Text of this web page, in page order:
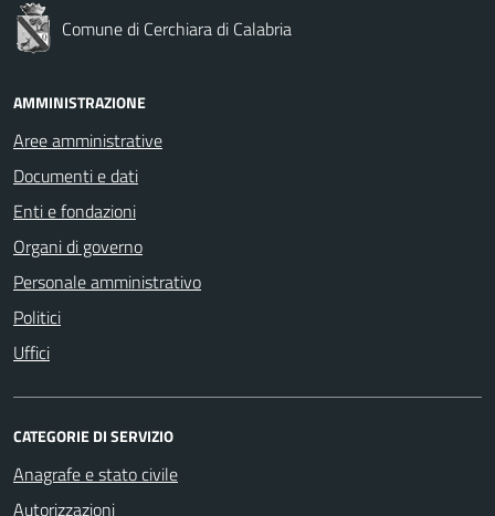
Comune di Cerchiara di Calabria
AMMINISTRAZIONE
Aree amministrative
Documenti e dati
Enti e fondazioni
Organi di governo
Personale amministrativo
Politici
Uffici
CATEGORIE DI SERVIZIO
Anagrafe e stato civile
Autorizzazioni